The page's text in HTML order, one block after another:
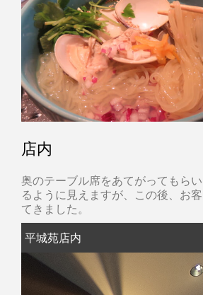
店内
奥のテーブル席をあてがってもら
るように見えますが、この後、お
てきました。
平城苑店内